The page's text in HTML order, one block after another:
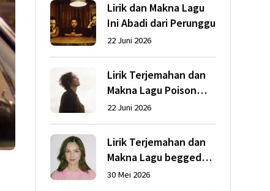
Lirik dan Makna Lagu
Ini Abadi dari Perunggu
22 Juni 2026
Lirik Terjemahan dan
Makna Lagu Poison
dari Dean Lewis
22 Juni 2026
Lirik Terjemahan dan
Makna Lagu begged
dari Olivia Rodrigo
30 Mei 2026